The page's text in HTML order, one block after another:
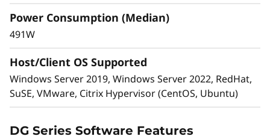
Cluster 2 de 24 nodos (12 pares de alta
masivamente de hasta 20 PB y 400.000
millones de archivos con un único espacio de
nombre.
Power Consumption (Median)
491W
Host/Client OS Supported
Windows Server 2019, Windows Server 2022, RedHat,
SuSE, VMware, Citrix Hypervisor (CentOS, Ubuntu)
DG Series Software Features